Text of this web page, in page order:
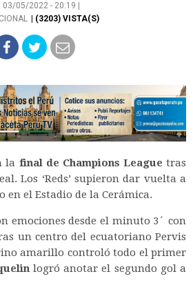
03/05/2022 - 20:19 |
| (3203) VISTA(S)
la final de Champions League tras
Los ‘Reds’ supieron dar vuelta a
el Estadio de la Cerámica.
emociones desde el minuto 3´ con
un centro del ecuatoriano Pervis
amarillo controló todo el primer
logró anotar el segundo gol a